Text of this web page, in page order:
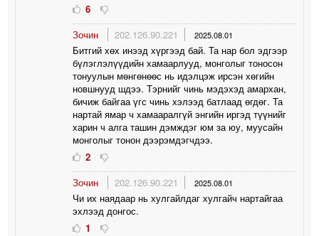
6
Зочин
202.126.90.221 2025.08.01
Битгий хөх инээд хүргээд бай. Та нар бол эдгээр
бүлэглэлүүдийн хамаарлууд, монголыг тоносон
тонуулын мөнгөнөөс нь идэлцэж ирсэн хөгийн
новшнууд шдээ. Тэрнийг чинь мэдэхэд амархан,
бичиж байгаа үгс чинь хэлээд батлаад өгдөг. Та
нартай ямар ч хамааралгүй энгийн иргэд түүнийг
харин ч алга ташин дэмждэг юм за юу, муусайн
монголыг тонон дээрэмдэгчдээ.
2
Зочин
202.126.90.221 2025.08.01
Чи их наядаар нь хулгайлдаг хулгайч нартайгаа
эхлээд донгос.
1